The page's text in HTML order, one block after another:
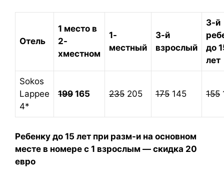
Отель
1 место в
2-
хместном
1-
местный
3-й
взрослый
3-й
до
лет
Sokos
Lappee
4*
199 165 235 205 175 145 155
Ребенку до 15 лет при разм-и на основном
месте в номере с 1 взрослым — скидка 20
евро